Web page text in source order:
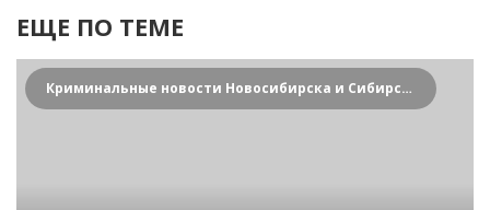
ЕЩЕ ПО ТЕМЕ
Криминальные новости Новосибирска и Сибирского региона